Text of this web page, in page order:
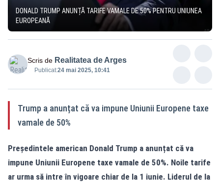
DONALD TRUMP ANUNȚĂ TARIFE VAMALE DE 50% PENTRU UNIUNEA
EUROPEANĂ
Scris de Realitatea de Arges
Publicat:24 mai 2025, 10:41
Trump a anunțat că va impune Uniunii Europene taxe
vamale de 50%
Președintele american Donald Trump a anunțat că va
impune Uniunii Europene taxe vamale de 50%. Noile tarife
ar urma să intre în vigoare chiar de la 1 iunie. Liderul de la